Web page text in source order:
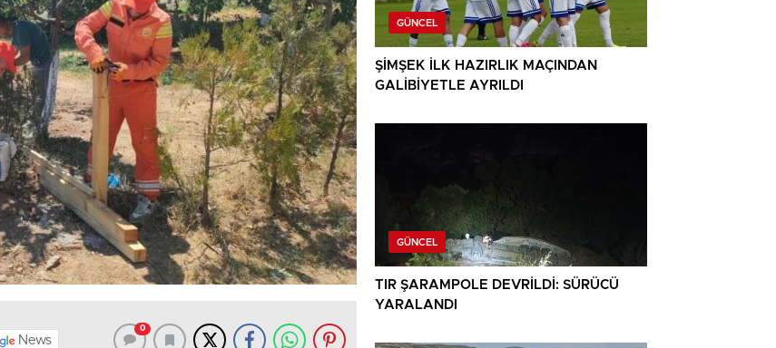
News
0
GÜNCEL
ŞİMŞEK İLK HAZIRLIK MAÇINDAN
GALİBİYETLE AYRILDI
GÜNCEL
TIR ŞARAMPOLE DEVRİLDİ: SÜRÜCÜ
YARALANDI